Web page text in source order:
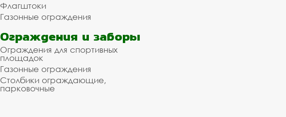
Флагштоки
Газонные ограждения
Ограждения и заборы
Ограждения для спортивных
площадок
Газонные ограждения
Столбики ограждающие,
парковочные